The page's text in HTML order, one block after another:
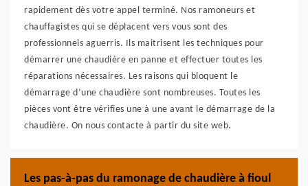
rapidement dès votre appel terminé. Nos ramoneurs et
chauffagistes qui se déplacent vers vous sont des
professionnels aguerris. Ils maitrisent les techniques pour
démarrer une chaudière en panne et effectuer toutes les
réparations nécessaires. Les raisons qui bloquent le
démarrage d’une chaudière sont nombreuses. Toutes les
pièces vont être vérifies une à une avant le démarrage de la
chaudière. On nous contacte à partir du site web.
Les pas-à-pas du ramonage de chaudière à fioul